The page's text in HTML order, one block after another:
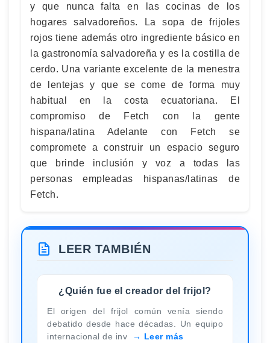
y que nunca falta en las cocinas de los
hogares salvadoreños. La sopa de frijoles
rojos tiene además otro ingrediente básico en
la gastronomía salvadoreña y es la costilla de
cerdo. Una variante excelente de la menestra
de lentejas y que se come de forma muy
habitual en la costa ecuatoriana. El
compromiso de Fetch con la gente
hispana/latina Adelante con Fetch se
compromete a construir un espacio seguro
que brinde inclusión y voz a todas las
personas empleadas hispanas/latinas de
Fetch.
LEER TAMBIÉN
¿Quién fue el creador del frijol?
El origen del frijol común venía siendo
debatido desde hace décadas. Un equipo
internacional de inv
Leer más